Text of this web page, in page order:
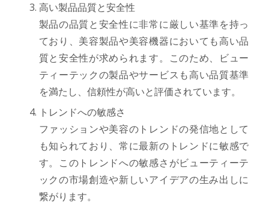
高い製品品質と安全性
製品の品質と安全性に非常に厳しい基準を持っ
ており、美容製品や美容機器においても高い品
質と安全性が求められます。このため、ビュー
ティーテックの製品やサービスも高い品質基準
を満たし、信頼性が高いと評価されています。
トレンドへの敏感さ
ファッションや美容のトレンドの発信地として
も知られており、常に最新のトレンドに敏感で
す。このトレンドへの敏感さがビューティーテ
ックの市場創造や新しいアイデアの生み出しに
繋がります。